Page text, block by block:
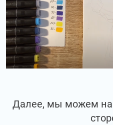
Далее, мы можем